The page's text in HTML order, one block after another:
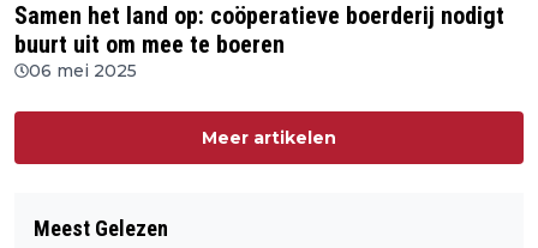
Samen het land op: coöperatieve boerderij nodigt
buurt uit om mee te boeren
06 mei 2025
Meer artikelen
Meest Gelezen